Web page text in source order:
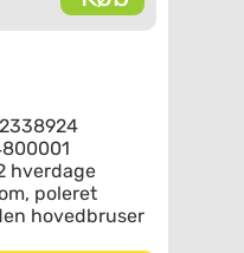
hverdage
poleret
hovedbruser